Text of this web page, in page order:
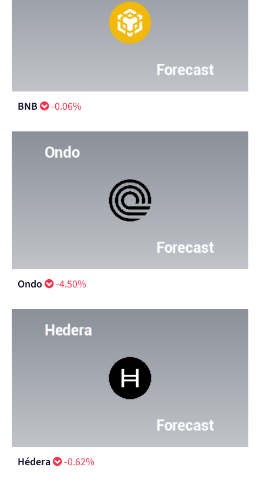
BNB -0.06%
Ondo -4.50%
Hédera -0.62%